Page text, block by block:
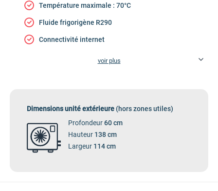
Température maximale : 70°C
Fluide frigorigène R290
Connectivité internet
voir plus
Dimensions unité extérieure (hors zones utiles)
Profondeur60 cm
Hauteur 138 cm
Largeur 114 cm